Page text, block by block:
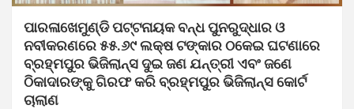
ପାରଳାଖେମୁଣ୍ଡି ପଟ୍ଟନାୟକ ବନ୍ଧ ପୁନରୁଦ୍ଧାର ଓ
ନବୀକରଣରେ ୫୫.୬୯ ଲକ୍ଷ ଟଙ୍କାର ଠକେଇ ଘଟଣାରେ
ବ୍ରହ୍ମପୁର ଭିଜିଲାନ୍ସ ଦୁଇ ଜଣ ଯନ୍ତ୍ରୀ ଏବଂ ଜଣେ
ଠିକାଦାରଙ୍କୁ ଗିରଫ କରି ବ୍ରହ୍ମପୁର ଭିଜିଲାନ୍ସ କୋର୍ଟ
ଚାଲାଣ